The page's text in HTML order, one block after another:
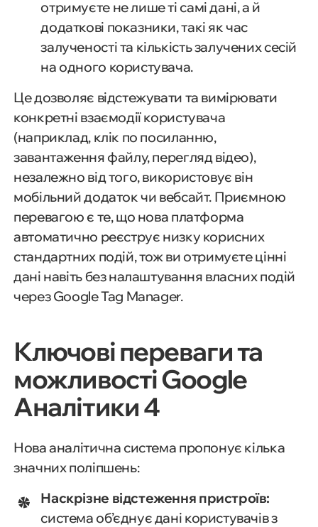
отримуєте не лише ті самі дані, а й
додаткові показники, такі як час
залученості та кількість залучених сесій
на одного користувача.
Це дозволяє відстежувати та вимірювати
конкретні взаємодії користувача
(наприклад, клік по посиланню,
завантаження файлу, перегляд відео),
незалежно від того, використовує він
мобільний додаток чи вебсайт. Приємною
перевагою є те, що нова платформа
автоматично реєструє низку корисних
стандартних подій, тож ви отримуєте цінні
дані навіть без налаштування власних подій
через Google Tag Manager.
Ключові переваги та
можливості Google
Аналітики 4
Нова аналітична система пропонує кілька
значних поліпшень:
Наскрізне відстеження пристроїв:
система об’єднує дані користувачів з